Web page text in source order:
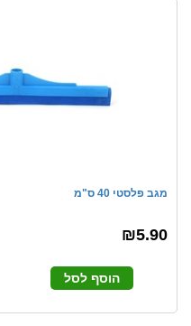
מגב פלסטי 40 ס"מ
₪5.90
הוסף לסל